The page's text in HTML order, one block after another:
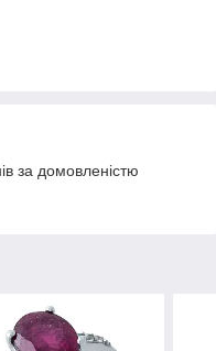
за домовленістю